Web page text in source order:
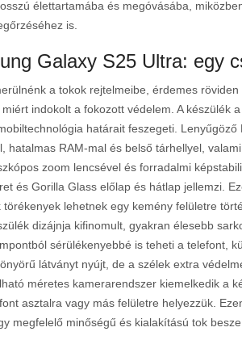
élettartamába és megóvásába,
is.
Galaxy S25 Ultra: egy
a tokok rejtelmeibe, érdemes
indokolt a fokozott védelem. A készülék
határait feszegeti.
hatalmas RAM-mal és belső tárhellyel,
zoom lencsével és forradalmi
és Gorilla Glass előlap és hátlap jellemzi.
törékenyek lehetnek egy kemény felületre
dizájnja kifinomult, gyakran élesebb
sérülékenyebbé is teheti a telefont,
látványt nyújt, de a szélek extra
méretes kamerarendszer kiemelkedik a
asztalra vagy más felületre helyezzük.
megfelelő minőségű és kialakítású tok